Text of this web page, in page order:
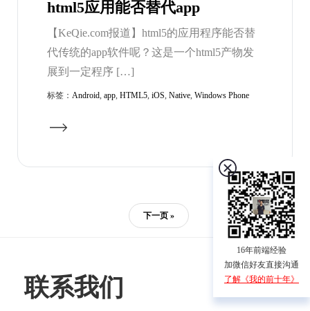
html5应用能否替代app
【KeQie.com报道】html5的应用程序能否替
代传统的app软件呢？这是一个html5产物发
展到一定程序 […]
标签： Android, app, HTML5, iOS, Native, Windows Phone
下一页 »
联系我们
16年前端经验
加微信好友直接沟通
了解《我的前十年》